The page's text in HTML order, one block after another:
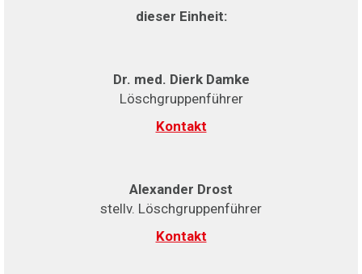
dieser Einheit:
Dr. med. Dierk Damke
Löschgruppenführer
Kontakt
Alexander Drost
stellv. Löschgruppenführer
Kontakt